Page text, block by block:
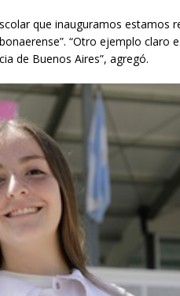
que inauguramos
“Otro ejemplo
de Buenos Aires”, agregó.